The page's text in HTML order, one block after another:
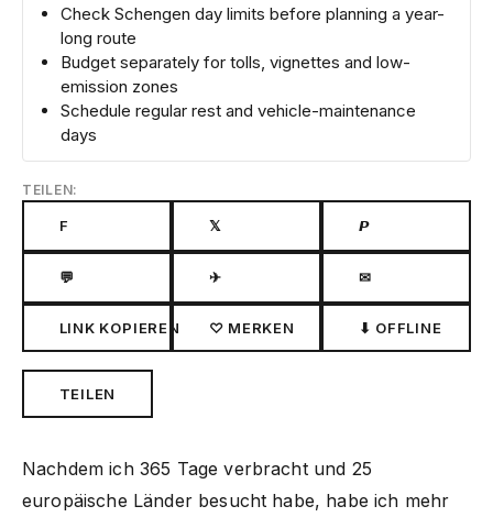
Check Schengen day limits before planning a year-
long route
Budget separately for tolls, vignettes and low-
emission zones
Schedule regular rest and vehicle-maintenance
days
TEILEN:
F 𝕏 𝙋
💬 ✈ ✉
LINK KOPIEREN ♡ MERKEN ⬇ OFFLINE
TEILEN
Nachdem ich 365 Tage verbracht und 25
europäische Länder besucht habe, habe ich mehr